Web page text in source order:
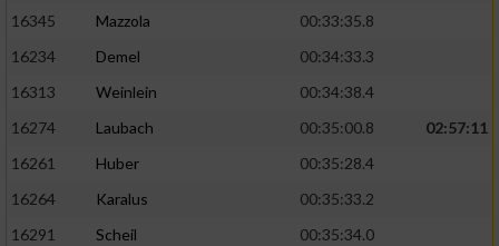
16345
Mazzola
00:33:35.8
16234
Demel
00:34:33.3
16313
Weinlein
00:34:38.4
16274
Laubach 00:35:00.8
02:57:11
16261
Huber
00:35:28.4
16264
Karalus
00:35:33.2
16291
Scheil
00:35:34.0